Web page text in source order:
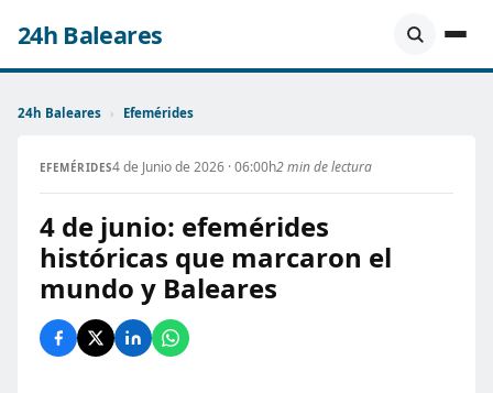
24h Baleares
24h Baleares › Efemérides
EFEMÉRIDES4 de Junio de 2026 · 06:00h2 min de lectura
4 de junio: efemérides
históricas que marcaron el
mundo y Baleares